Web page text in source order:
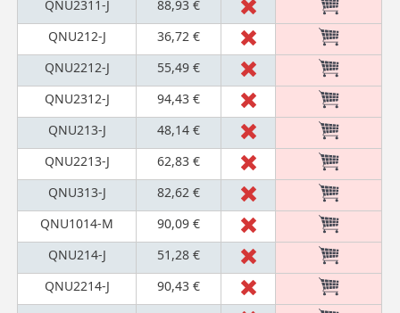
QNU2311-J
88,93 €
QNU212-J
36,72 €
QNU2212-J
55,49 €
QNU2312-J
94,43 €
QNU213-J
48,14 €
QNU2213-J
62,83 €
QNU313-J
82,62 €
QNU1014-M
90,09 €
QNU214-J
51,28 €
QNU2214-J
90,43 €